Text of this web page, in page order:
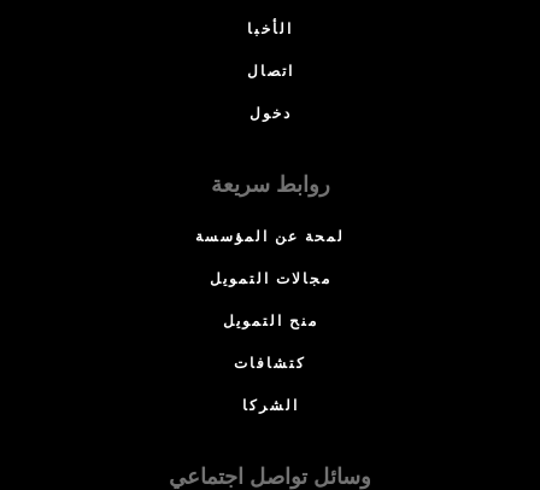
الأخبا
اتصال
دخول
روابط سريعة
لمحة عن المؤسسة
مجالات التمويل
منح التمويل
كتشافات
الشركا
وسائل تواصل اجتماعي